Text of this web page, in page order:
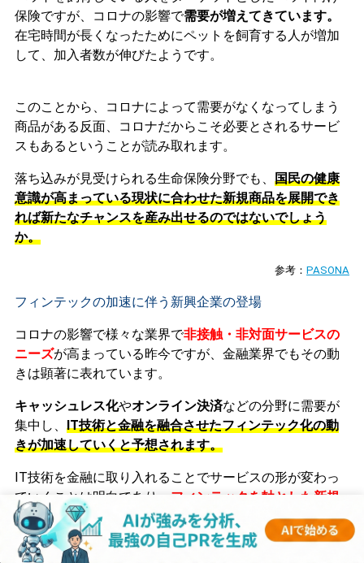
保険ですが、コロナの影響で需要が増えてきています。
在宅時間が長くなったためにペットを飼育する人が増加
して、加入者数が伸びたようです。
このことから、コロナによって需要がなくなってしまう
商品がある反面、コロナだからこそ必要とされるサービ
スもあるということが読み取れます。
落ち込みが見受けられる生命保険分野でも、 国民の健康
意識が高まっている現状に合わせた新規商品を展開でき
れば新たなチャンスを産み出せるのではないでしょう
か。
参考 ：PASONA
フィンテックの加速に伴う新興企業の登場
コロナの影響で様々な業界で非接触・非対面サービスの
ニーズが高まっている昨今ですが、金融業界でもその動
きは顕著に表れています。
キャッシュレス化やオンライン決済などの分野に需要が
集中し、 IT技術と金融を融合させたフィンテック化の動
きが加速していくと予想されます。
IT技術を金融に取り入れることでサービスの形が変わっ
ていくことは明白であり、 フィンテックを軸とした 新規
サービスを展開
する新興企業が今後金融業界の中で存在
感を強めて行くことは容易に想像できます。